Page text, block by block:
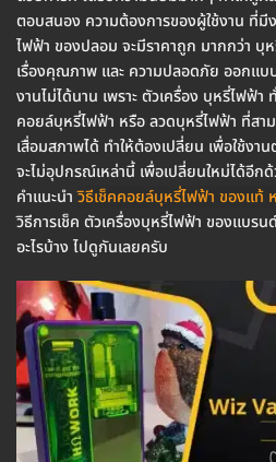
ตอบสนอง ความต้องการของผู้ใช้งาน ที่มี
ไฟฟ้า ของปลอม จะมีราคาถูก มากกว่า
เรื่องคุณภาพ และ ความปลอดภัย ออกแบ
งานไม่ได้นาน เพราะ ตัวเครื่อง บุหรี่ไฟฟ้
คอยล์บุหรี่ไฟฟ้า หรือ ลวดบุหรี่ไฟฟ้า ที่สา
เสื่อมสภาพได้ ทำให้ต้องเปลี่ยน เพื่อใช้ง
จะไม่อุปกรณ์เหล่านี้ เพื่อเปลี่ยนใหม่ได้อีก
คำแนะนำวิธีเช็คคอยล์บุหรี่ไฟฟ้า ของแท้
วิธีการเช็ค ตัวเครื่องบุหรี่ไฟฟ้า ของแบร
อะไรบ้าง ไปดูกันเลยครับ